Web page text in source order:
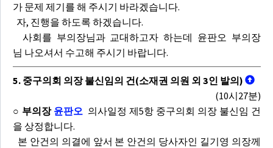
가 문제 제기를 해 주시기 바라겠습니다.
자, 진행을 하도록 하겠습니다.
사회를 부의장님과 교대하고자 하는데 윤판오 부의장
님 나오셔서 수고해 주시기 바랍니다.
5. 중구의회 의장 불신임의 건(소재권 의원 외 3인 발의)
(10시27분)
○ 부의장 윤판오 의사일정 제5항 중구의회 의장 불신임 건
을 상정합니다.
본 안건의 의결에 앞서 본 안건의 당사자인 길기영 의장께